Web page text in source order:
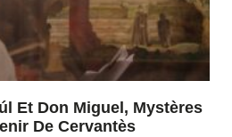
Et Don Miguel, Mystères
De Cervantès